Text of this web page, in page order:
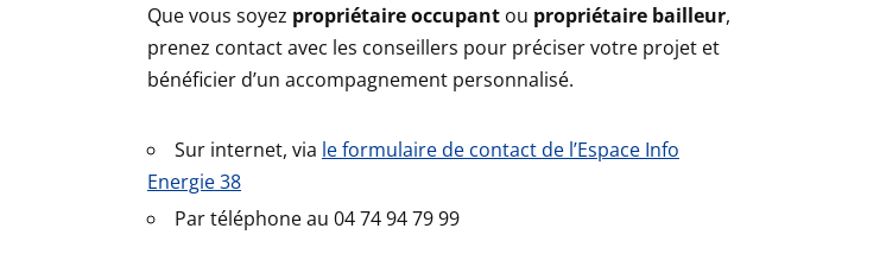
Que vous soyez propriétaire occupant ou propriétaire bailleur,
prenez contact avec les conseillers pour préciser votre projet et
bénéficier d’un accompagnement personnalisé.
Sur internet, via le formulaire de contact de l’Espace Info
Energie 38
Par téléphone au 04 74 94 79 99